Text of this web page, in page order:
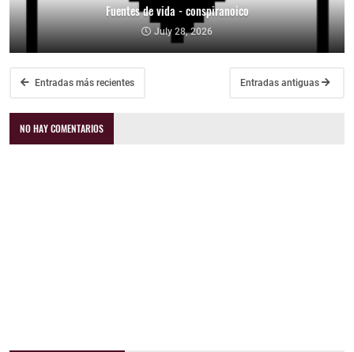
Fuentes de vida - conspiranoico
July 28, 2026
Entradas más recientes Entradas antiguas
NO HAY COMENTARIOS